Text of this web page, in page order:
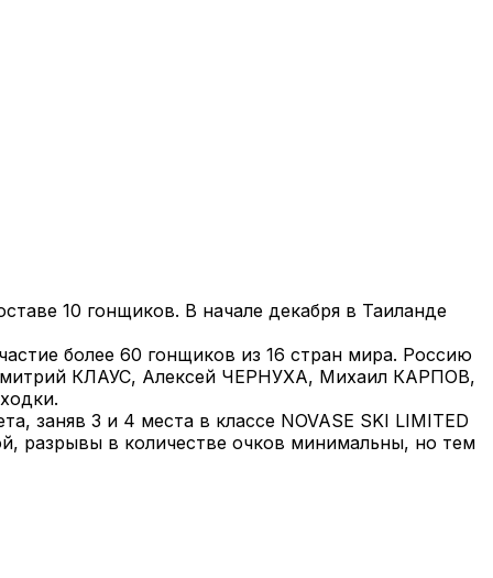
10 гонщиков. В начале декабря в Таиланде
более 60 гонщиков из 16 стран мира. Россию
КЛАУС, Алексей ЧЕРНУХА, Михаил КАРПОВ,
заняв 3 и 4 места в классе NOVASE SKI LIMITED
разрывы в количестве очков минимальны, но тем